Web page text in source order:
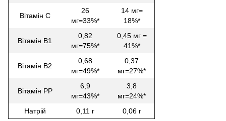
Вітамін С
26
мг=33%*
14 мг=
18%*
Вітамін В1
0,82
мг=75%*
0,45 мг =
41%*
Вітамін В2
0,68
мг=49%*
0,37
мг=27%*
Вітамін РР
6,9
мг=43%*
3,8
мг=24%*
Натрій
0,11 г 0,06 г